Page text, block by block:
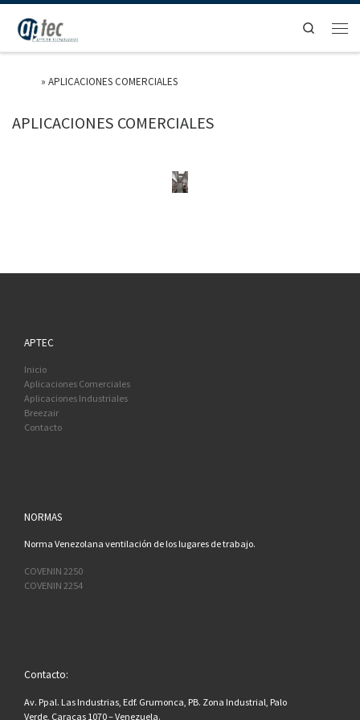
Search
» APLICACIONES COMERCIALES
APLICACIONES COMERCIALES
APTEC
Inicio
Aplicaciones Comerciales
Aplicaciones Industriales
Breezair
Contacto
NORMAS
Norma Venezolana ventilación de los lugares de trabajo.
COVENIN 2250
COVENIN 2254
Contacto:
Av. Ppal. Las Industrias, Edf. Grumonca, PB. Zona Industrial, Palo
Verde, Caracas 1070 – Venezuela.